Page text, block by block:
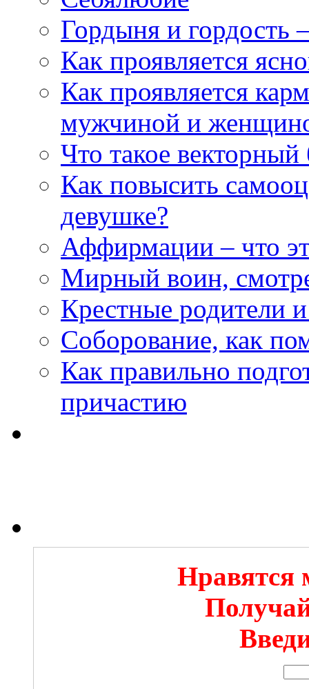
Гордыня и гордость
Как проявляется
Как проявляется
мужчиной и
Что такое векторный
Как повысить
девушке?
Аффирмации – что
Мирный воин,
Крестные родители
Соборование, как
Как правильно
причастию
Нравятся